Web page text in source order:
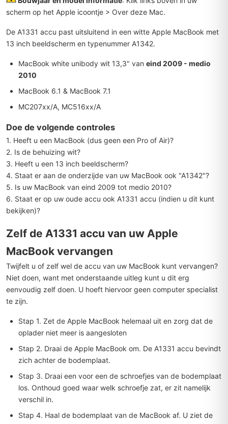
scherm op het Apple icoontje > Over deze Mac.
De A1331 accu past uitsluitend in een witte Apple MacBook met
13 inch beeldscherm en typenummer A1342.
MacBook white unibody wit 13,3" van eind 2009 - medio
2010
MacBook 6.1 & MacBook 7.1
MC207xx/A, MC516xx/A
Doe de volgende controles
1. Heeft u een MacBook (dus geen een Pro of Air)?
2. Is de behuizing wit?
3. Heeft u een 13 inch beeldscherm?
4. Staat er aan de onderzijde van uw MacBook ook "A1342"?
5. Is uw MacBook van eind 2009 tot medio 2010?
6. Staat er op uw oude accu ook A1331 accu (indien u dit kunt
bekijken)?
Zelf de A1331 accu van uw Apple
MacBook vervangen
Twijfelt u of zelf wel de accu van uw MacBook kunt vervangen?
Niet doen, want met onderstaande uitleg kunt u dit erg
eenvoudig zelf doen. U hoeft hiervoor geen computer specialist
te zijn.
Stap 1. Zet de Apple MacBook helemaal uit en zorg dat de
oplader niet meer is aangesloten
Stap 2. Draai de Apple MacBook om. De A1331 accu bevindt
zich achter de bodemplaat.
Stap 3. Draai een voor een de schroefjes van de bodemplaat
los. Onthoud goed waar welk schroefje zat, er zit namelijk
verschil in.
Stap 4. Haal de bodemplaat van de MacBook af. U ziet de